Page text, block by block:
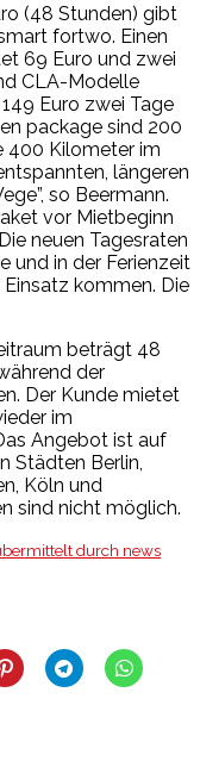
(48 Stunden) gibt
fortwo. Einen
69 Euro und zwei
CLA-Modelle
Euro zwei Tage
package sind 200
400 Kilometer im
längeren
so Beermann.
vor Mietbeginn
neuen Tagesraten
und in der Ferienzeit
kommen. Die
beträgt 48
der
Der Kunde mietet
im
Angebot ist auf
Städten Berlin,
Köln und
sind nicht möglich.
durch news